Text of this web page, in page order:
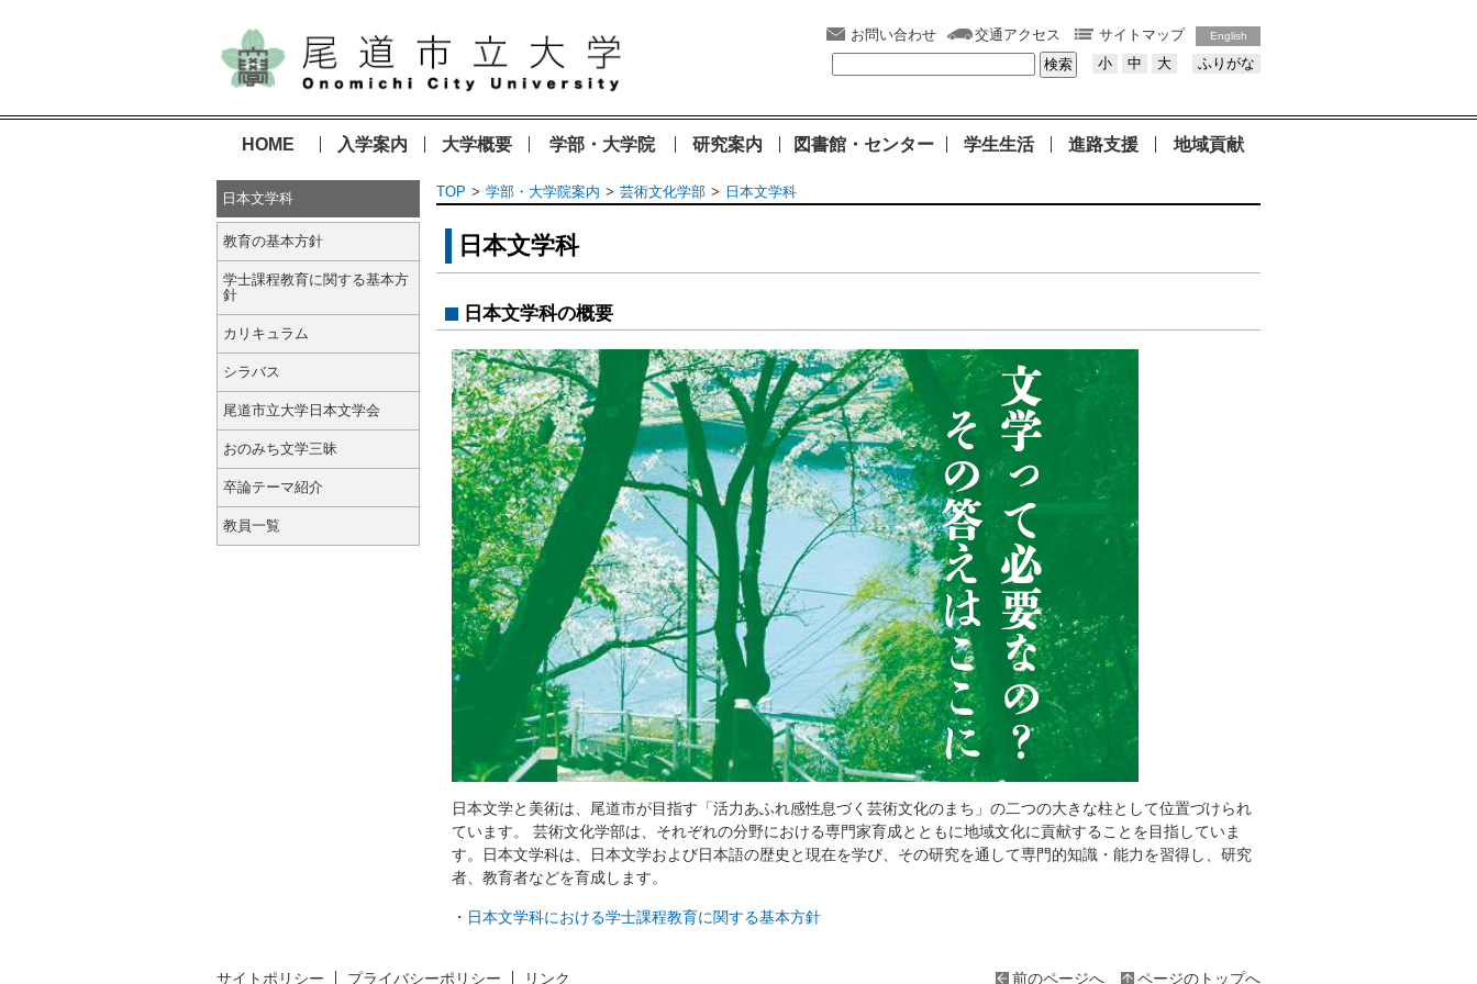
お問い合わせ 交通アクセス サイトマップ English
小 中 大 ふりがな
HOME 入学案内 大学概要 学部・大学院 研究案内 図書館・センター 学生生活 進路支援 地域貢献
TOP 学部・大学院案内 芸術文化学部 日本文学科
日本文学科
日本文学科の概要
日本文学と美術は、尾道市が目指す「活力あふれ感性息づく芸術文化のまち」の二つの大きな柱として位置づけられ
ています。 芸術文化学部は、それぞれの分野における専門家育成とともに地域文化に貢献することを目指していま
す。日本文学科は、日本文学および日本語の歴史と現在を学び、その研究を通して専門的知識・能力を習得し、研究
者、教育者などを育成します。
・ 日本文学科における学士課程教育に関する基本方針
日本文学科
教育の基本方針
学士課程教育に関する基本方
針
カリキュラム
シラバス
尾道市立大学日本文学会
おのみち文学三昧
卒論テーマ紹介
教員一覧
ページのトップへ
前のページへ
サイトポリシー プライバシーポリシー リンク